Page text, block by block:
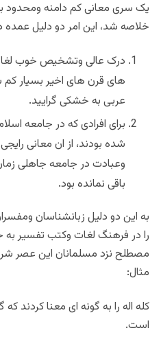
یک سری معانی کم دامنه ومحدود
خلاصه شد، این امر دو دلیل
درک عالی وتشخیص خوب
های قرن های اخیر بسیار
عربی به خشکی گرایید.
برای افرادی که در جامعه
شده بودند، از ان معانی
وعبادت در جامعه جاهلی
باقی نمانده بود.
به این دو دلیل زبانشناسان
را در فرهنگ لغات وکتب تفسیر به
مصطلح نزد مسلمانان این عصر
مثال:
کله اله را به گونه ای معنا کردند
است.